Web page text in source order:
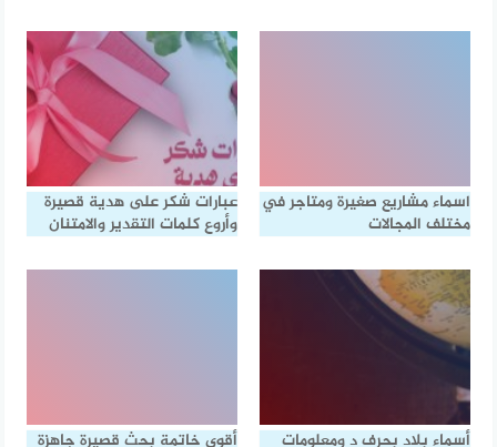
اسماء مشاريع صغيرة ومتاجر في
مختلف المجالات
عبارات شكر على هدية قصيرة
وأروع كلمات التقدير والامتنان
أسماء بلاد بحرف د ومعلومات أقوى خاتمة بحث قصيرة جاهزة